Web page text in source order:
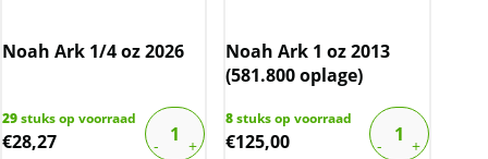
Noah Ark 1/4 oz 2026
29stuks op voorraad
€28,27
Noah Ark 1 oz 2013
(581.800 oplage)
8stuks op voorraad
€125,00